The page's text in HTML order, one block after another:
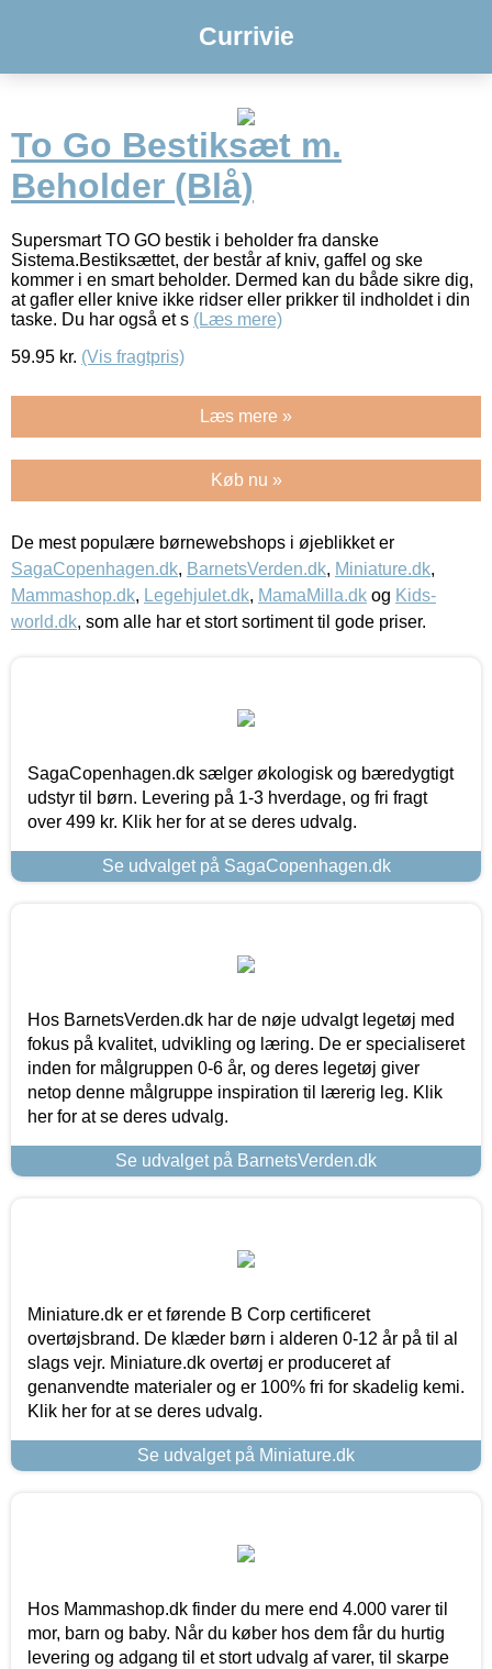
Currivie
To Go Bestiksæt m.
Beholder (Blå)
Supersmart TO GO bestik i beholder fra danske
Sistema.Bestiksættet, der består af kniv, gaffel og ske
kommer i en smart beholder. Dermed kan du både sikre dig,
at gafler eller knive ikke ridser eller prikker til indholdet i din
taske. Du har også et s (Læs mere)
59.95 kr. (Vis fragtpris)
Læs mere »
Køb nu »
De mest populære børnewebshops i øjeblikket er
SagaCopenhagen.dk, BarnetsVerden.dk, Miniature.dk,
Mammashop.dk, Legehjulet.dk, MamaMilla.dk og Kids-
world.dk, som alle har et stort sortiment til gode priser.
SagaCopenhagen.dk sælger økologisk og bæredygtigt
udstyr til børn. Levering på 1-3 hverdage, og fri fragt
over 499 kr. Klik her for at se deres udvalg.
Se udvalget på SagaCopenhagen.dk
Hos BarnetsVerden.dk har de nøje udvalgt legetøj med
fokus på kvalitet, udvikling og læring. De er specialiseret
inden for målgruppen 0-6 år, og deres legetøj giver
netop denne målgruppe inspiration til lærerig leg. Klik
her for at se deres udvalg.
Se udvalget på BarnetsVerden.dk
Miniature.dk er et førende B Corp certificeret
overtøjsbrand. De klæder børn i alderen 0-12 år på til al
slags vejr. Miniature.dk overtøj er produceret af
genanvendte materialer og er 100% fri for skadelig kemi.
Klik her for at se deres udvalg.
Se udvalget på Miniature.dk
Hos Mammashop.dk finder du mere end 4.000 varer til
mor, barn og baby. Når du køber hos dem får du hurtig
levering og adgang til et stort udvalg af varer, til skarpe